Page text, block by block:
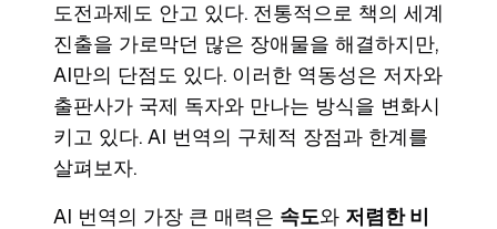
도전과제도 안고 있다. 전통적으로 책의 세계
진출을 가로막던 많은 장애물을 해결하지만,
AI만의 단점도 있다. 이러한 역동성은 저자와
출판사가 국제 독자와 만나는 방식을 변화시
키고 있다. AI 번역의 구체적 장점과 한계를
살펴보자.
AI 번역의 가장 큰 매력은 속도와 저렴한 비